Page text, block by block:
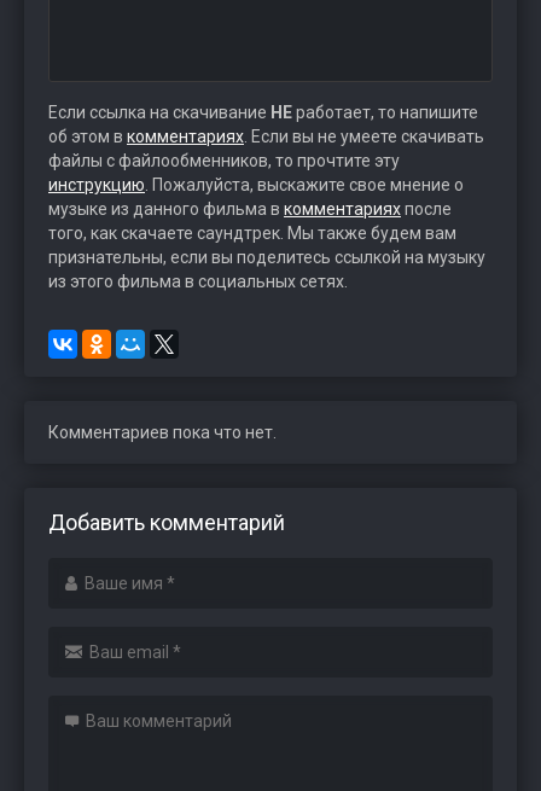
Если ссылка на скачивание НЕработает, то напишите
об этом в комментариях . Если вы не умеете скачивать
файлы с файлообменников, то прочтите эту
инструкцию . Пожалуйста, выскажите свое мнение о
музыке из данного фильма в комментарияхпосле
того, как скачаете саундтрек. Мы также будем вам
признательны, если вы поделитесь ссылкой на музыку
из этого фильма в социальных сетях.
Комментариев пока что нет.
Добавить комментарий